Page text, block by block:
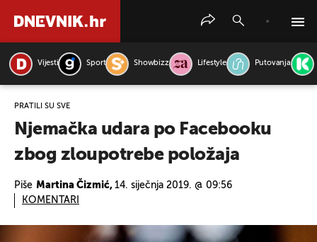
Vijesti Sport Showbizz Lifestyle Putovanja
PRATILI SU SVE
Njemačka udara po Facebooku
zbog zloupotrebe položaja
Piše Martina Čizmić, 14. siječnja 2019. @ 09:56
KOMENTARI
PRETRAŽITE VIJESTI